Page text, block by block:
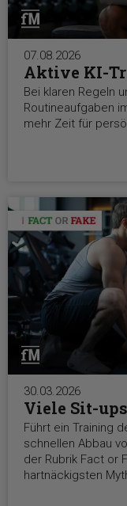
07.08.2026
Aktive KI-
Bei klaren Regeln
Routineaufgaben
mehr Zeit für
30.03.2026
Viele Sit-
Führt ein Training
schnellen Abbau
der Rubrik Fact or
hartnäckigsten